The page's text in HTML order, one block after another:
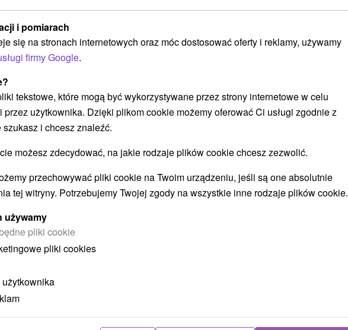
NIE JE v interiéri
povolené
OBJĘTY ZASIĘGIEM
SIECI
KOMÓRKOWEJ
Bez mobilného
AGROTURYSTYKA
W OBIEKCIE / NA
TERENIE OBIEKTU
Kone
ZAKWATEROWANIE
JEST
ODPOWIEDNIE DLA
Pre cyklistov
Pre skupiny
Pre študentov
i pomiarach
się na stronach internetowych oraz móc dostosować oferty i reklamy, używamy
firmy Google.
tekstowe, które mogą być wykorzystywane przez strony internetowe w celu
przez użytkownika. Dzięki plikom cookie możemy oferować Ci usługi zgodnie z
i chcesz znaleźć.
możesz zdecydować, na jakie rodzaje plików cookie chcesz zezwolić.
przechowywać pliki cookie na Twoim urządzeniu, jeśli są one absolutnie
tej witryny. Potrzebujemy Twojej zgody na wszystkie inne rodzaje plików cookie.
używamy
pliki cookie
pliki cookies